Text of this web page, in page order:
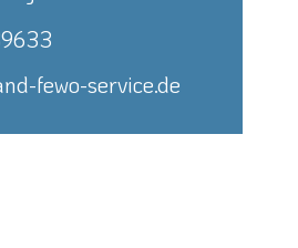
fewo-service.de